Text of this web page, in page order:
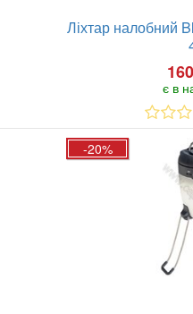
Ліхтар налобний
є в
-20%